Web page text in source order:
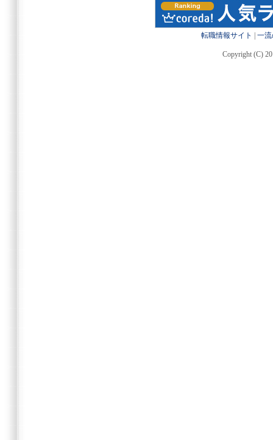
転職情報サイト 一
Copyright (C)